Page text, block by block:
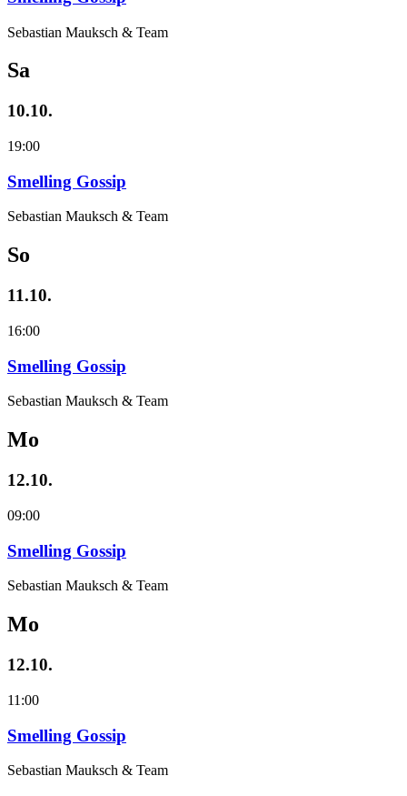
Sebastian Mauksch & Team
Sa
10.10.
19:00
Smelling Gossip
Sebastian Mauksch & Team
So
11.10.
16:00
Smelling Gossip
Sebastian Mauksch & Team
Mo
12.10.
09:00
Smelling Gossip
Sebastian Mauksch & Team
Mo
12.10.
11:00
Smelling Gossip
Sebastian Mauksch & Team